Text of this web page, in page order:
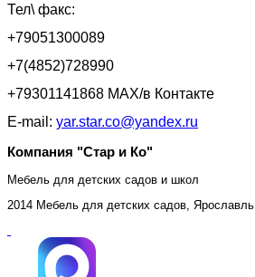
Тел\ факс:
+79051300089
+7(4852)728990
+79301141868 MAX/в Контакте
E-mail: yar.star.co@yandex.ru
Компания "Стар и Ко"
Мебель для детских садов и школ
2014 Мебель для детских садов, Ярославль